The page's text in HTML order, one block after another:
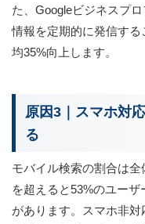
た、Googleビジネスプ
情報を定期的に発信す
均35%向上します。
原因3｜スマホ対
る
モバイル検索の割合は
を超えると53%のユー
があります。スマホ非